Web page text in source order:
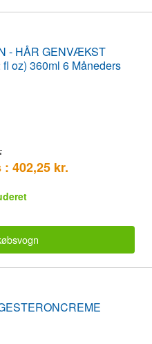
- HÅR GENVÆKST
oz) 360ml 6 Måneders
402,25 kr.